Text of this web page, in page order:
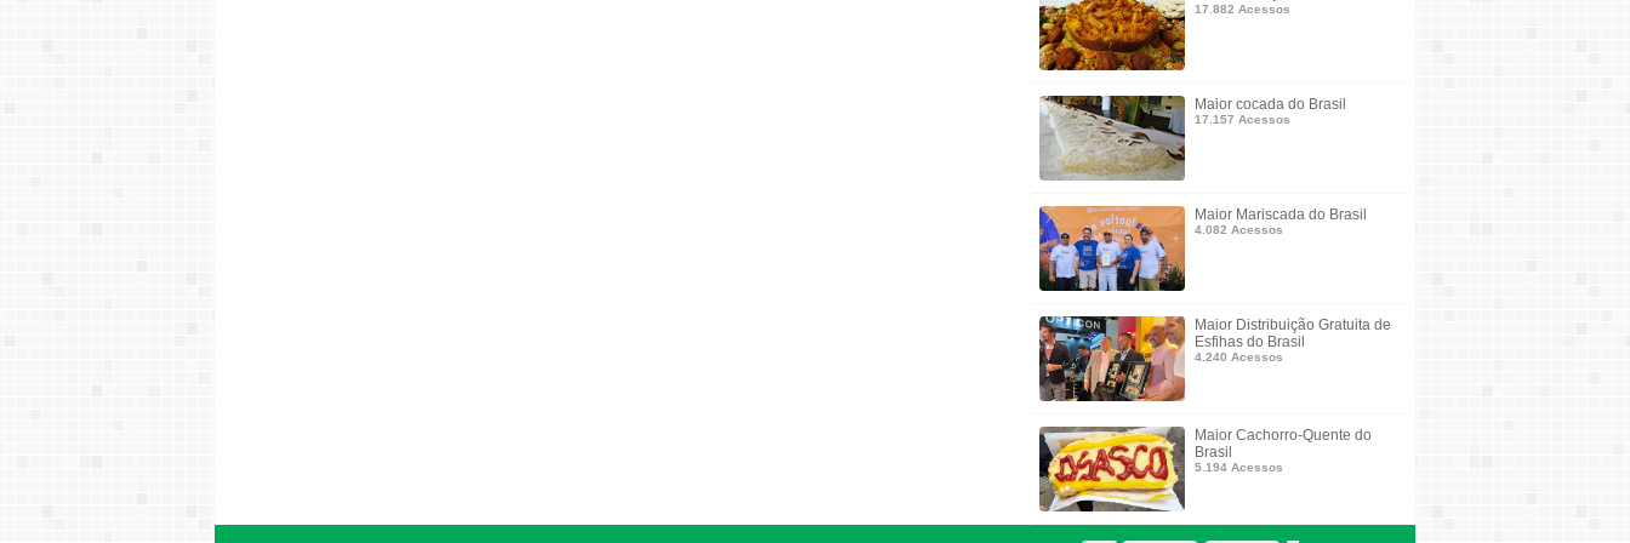
17.882 Acessos
Maior cocada do Brasil
17.157 Acessos
Maior Mariscada do Brasil
4.082 Acessos
Maior Distribuição Gratuita de
Esfihas do Brasil
4.240 Acessos
Maior Cachorro-Quente do
Brasil
5.194 Acessos